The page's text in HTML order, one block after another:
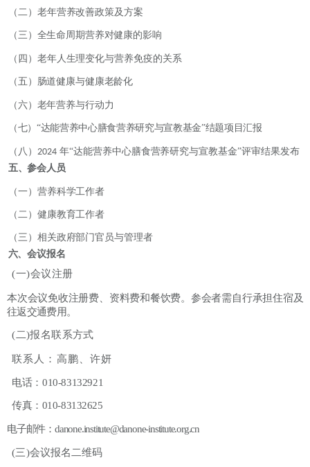
（二）老年营养改善政策及方案
（三）全生命周期营养对健康的影响
（四）老年人生理变化与营养免疫的关系
（五）肠道健康与健康老龄化
（六）老年营养与行动力
（七） “达能营养中心膳食营养研究与宣教基金”结题项目汇报
（八） 2024 年“达能营养中心膳食营养研究与宣教基金”评审结果发布
五、参会人员
（一）营养科学工作者
（二）健康教育工作者
（三）相关政府部门官员与管理者
六、会议报名
(一)会议注册
本次会议免收注册费、资料费和餐饮费。参会者需自行承担住宿及
往返交通费用。
(二)报名联系方式
联系人：高鹏、许妍
电话：010-83132921
传真： 010-83132625
电子邮件： danone.institute@danone-institute.org.cn
(三)会议报名二维码